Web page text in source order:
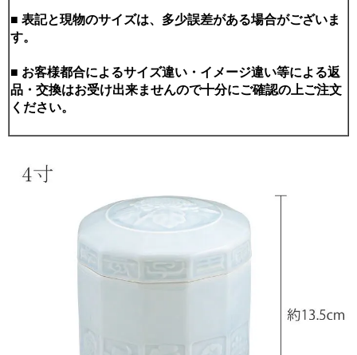
■ 表記と現物のサイズは、多少誤差がある場合がございま
す。
■ お客様都合によるサイズ違い・イメージ違い等による返
品・交換はお受け出来ませんので十分にご確認の上ご注文
ください。